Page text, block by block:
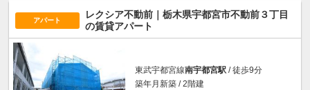
アパート
レクシア不動前｜栃木県宇都宮市不動前３丁目
の賃貸アパート
東武宇都宮線南宇都宮駅 / 徒歩9分
築年月新築 / 2階建